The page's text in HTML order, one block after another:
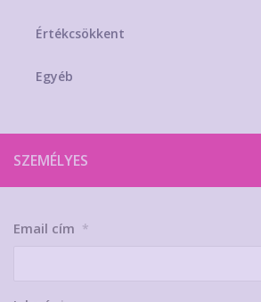
Értékcsökkent
Egyéb
SZEMÉLYES
Email cím *